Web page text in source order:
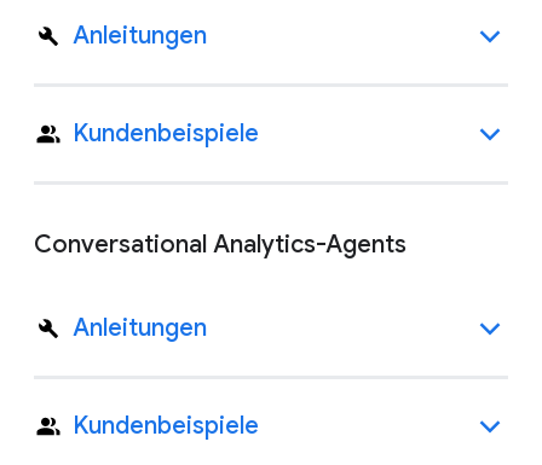
Anleitungen
Kundenbeispiele
Conversational Analytics-Agents
Anleitungen
Kundenbeispiele